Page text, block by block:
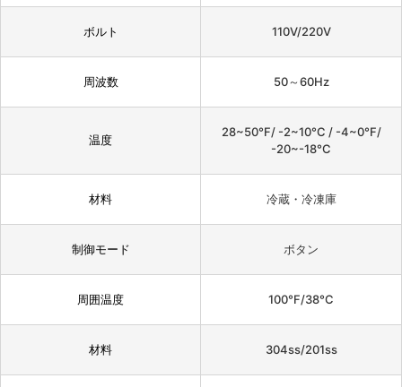
ボルト 110V/220V
周波数 50～60Hz
温度
28~50°F/ -2~10°C / -4~0°F/
-20~-18°C
材料 冷蔵・冷凍庫
制御モード ボタン
周囲温度 100°F/38°C
材料 304ss/201ss